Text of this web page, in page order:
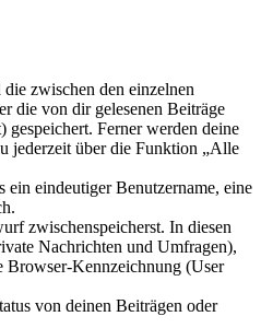
zwischen den einzelnen
die von dir gelesenen Beiträge
gespeichert. Ferner werden deine
jederzeit über die Funktion „Alle
eindeutiger Benutzername, eine
zwischenspeicherst. In diesen
Nachrichten und Umfragen),
Browser-Kennzeichnung (User
von deinen Beiträgen oder